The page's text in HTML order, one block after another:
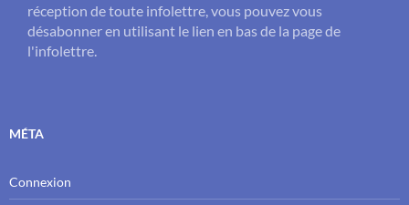
réception de toute infolettre, vous pouvez vous
désabonner en utilisant le lien en bas de la page de
l'infolettre.
MÉTA
Connexion